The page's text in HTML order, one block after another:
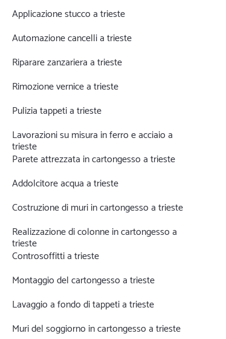
Applicazione stucco a trieste
Automazione cancelli a trieste
Riparare zanzariera a trieste
Rimozione vernice a trieste
Pulizia tappeti a trieste
Lavorazioni su misura in ferro e acciaio a
trieste
Parete attrezzata in cartongesso a trieste
Addolcitore acqua a trieste
Costruzione di muri in cartongesso a trieste
Realizzazione di colonne in cartongesso a
trieste
Controsoffitti a trieste
Montaggio del cartongesso a trieste
Lavaggio a fondo di tappeti a trieste
Muri del soggiorno in cartongesso a trieste